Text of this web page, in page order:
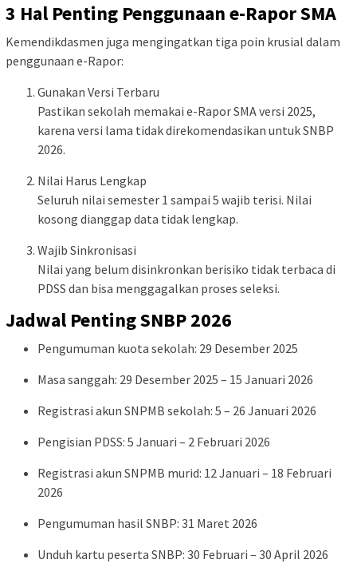
3 Hal Penting Penggunaan e-Rapor SMA
Kemendikdasmen juga mengingatkan tiga poin krusial dalam
penggunaan e-Rapor:
Gunakan Versi Terbaru
Pastikan sekolah memakai e-Rapor SMA versi 2025,
karena versi lama tidak direkomendasikan untuk SNBP
2026.
Nilai Harus Lengkap
Seluruh nilai semester 1 sampai 5 wajib terisi. Nilai
kosong dianggap data tidak lengkap.
Wajib Sinkronisasi
Nilai yang belum disinkronkan berisiko tidak terbaca di
PDSS dan bisa menggagalkan proses seleksi.
Jadwal Penting SNBP 2026
Pengumuman kuota sekolah: 29 Desember 2025
Masa sanggah: 29 Desember 2025 – 15 Januari 2026
Registrasi akun SNPMB sekolah: 5 – 26 Januari 2026
Pengisian PDSS: 5 Januari – 2 Februari 2026
Registrasi akun SNPMB murid: 12 Januari – 18 Februari
2026
Pengumuman hasil SNBP: 31 Maret 2026
Unduh kartu peserta SNBP: 30 Februari – 30 April 2026